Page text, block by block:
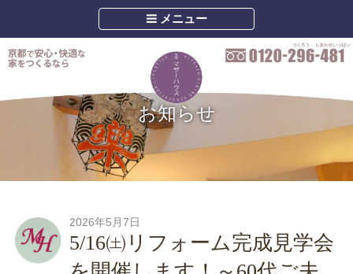
メニュー
お知らせ
2026年5月7日
5/16㈯リフォーム完成見学会